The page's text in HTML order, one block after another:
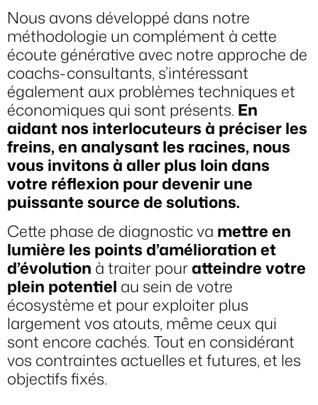
Nous avons développé dans notre
méthodologie un complément à cette
écoute générative avec notre approche de
coachs-consultants, s’intéressant
également aux problèmes techniques et
économiques qui sont présents. En
aidant nos interlocuteurs à préciser les
freins, en analysant les racines, nous
vous invitons à aller plus loin dans
votre réflexion pour devenir une
puissante source de solutions.
Cette phase de diagnostic va mettre en
lumière les points d’amélioration et
d’évolution à traiter pouratteindre votre
plein potentiel au sein de votre
écosystème et pour exploiter plus
largement vos atouts, même ceux qui
sont encore cachés. Tout en considérant
vos contraintes actuelles et futures, et les
objectifs fixés.